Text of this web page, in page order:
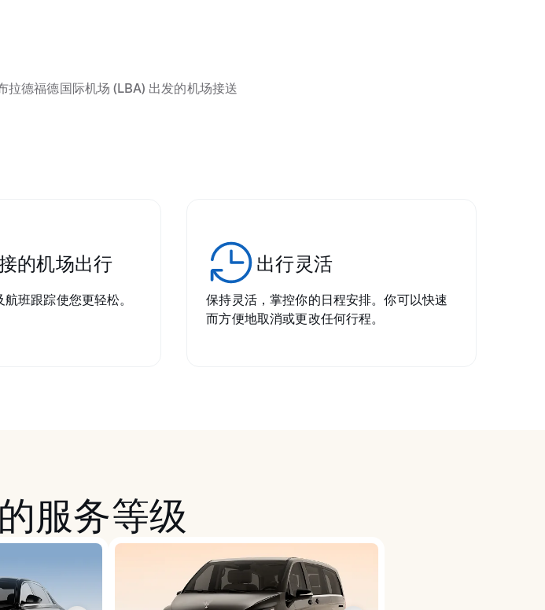
拉德福德国际机场 (LBA) 出发的机场接送
的机场出行
班跟踪使您更轻松。
出行灵活
保持灵活，掌控你的日程安排。你可以快速
而方便地取消或更改任何行程。
服务等级